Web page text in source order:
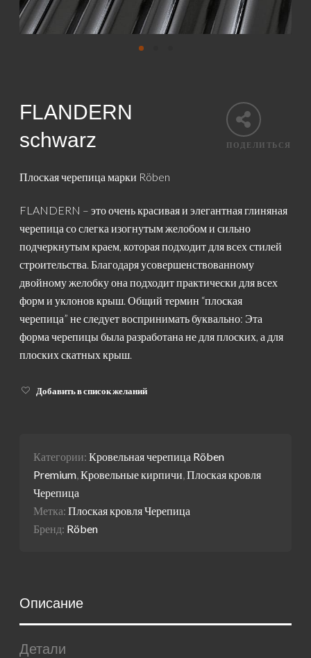
ПОДЕЛИТЬСЯ
FLANDERN
schwarz
Плоская черепица марки Röben
FLANDERN – это очень красивая и элегантная глиняная
черепица со слегка изогнутым желобом и сильно
подчеркнутым краем, которая подходит для всех стилей
строительства. Благодаря усовершенствованному
двойному желобку она подходит практически для всех
форм и уклонов крыш. Общий термин “плоская
черепица” не следует воспринимать буквально: Эта
форма черепицы была разработана не для плоских, а для
плоских скатных крыш.
Добавить в список желаний
Категории:Кровельная черепица Röben
Premium,Кровельные кирпичи,Плоская кровля
Черепица
Метка:Плоская кровля Черепица
Бренд: Röben
Описание
Детали